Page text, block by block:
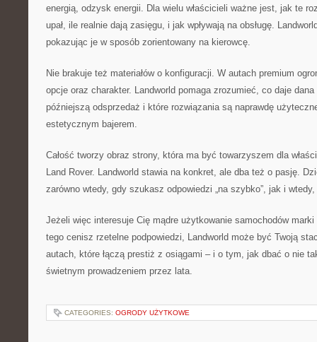
energią, odzysk energii. Dla wielu właścicieli ważne jest, jak te
upał, ile realnie dają zasięgu, i jak wpływają na obsługę.
pokazując je w sposób zorientowany na kierowcę.
Nie brakuje też materiałów o konfiguracji. W autach premium
opcje oraz charakter. Landworld pomaga zrozumieć, co daje dana
późniejszą odsprzedaż i które rozwiązania są naprawdę
estetycznym bajerem.
Całość tworzy obraz strony, która ma być towarzyszem dla
Land Rover. Landworld stawia na konkret, ale dba też o pasję.
zarówno wtedy, gdy szukasz odpowiedzi „na szybko”, jak i
Jeżeli więc interesuje Cię mądre użytkowanie samochodów
tego cenisz rzetelne podpowiedzi, Landworld może być Twoją
autach, które łączą prestiż z osiągami – i o tym, jak dbać o nie
świetnym prowadzeniem przez lata.
CATEGORIES: OGRODY UŻYTKOWE